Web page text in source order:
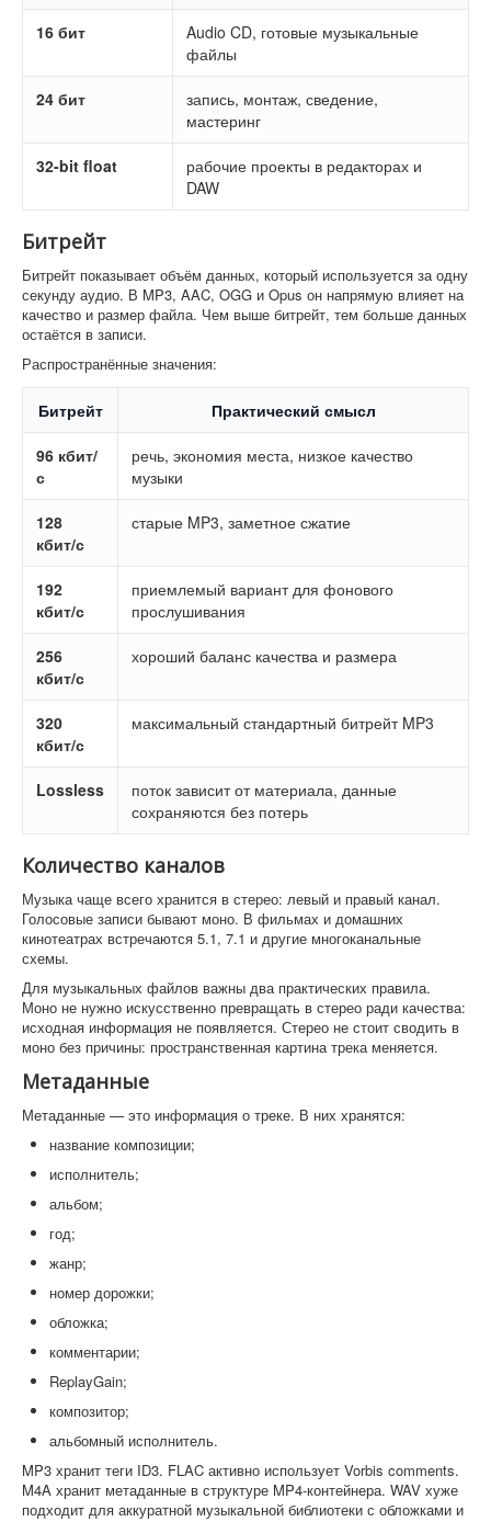
16 бит
Audio CD, готовые музыкальные
файлы
24 бит
запись, монтаж, сведение,
мастеринг
32-bit float
рабочие проекты в редакторах и
DAW
Битрейт
Битрейт показывает объём данных, который используется за одну
секунду аудио. В MP3, AAC, OGG и Opus он напрямую влияет на
качество и размер файла. Чем выше битрейт, тем больше данных
остаётся в записи.
Распространённые значения:
Битрейт Практический смысл
96 кбит/
с
речь, экономия места, низкое качество
музыки
128
кбит/с
старые MP3, заметное сжатие
192
кбит/с
приемлемый вариант для фонового
прослушивания
256
кбит/с
хороший баланс качества и размера
320
кбит/с
максимальный стандартный битрейт MP3
Lossless
поток зависит от материала, данные
сохраняются без потерь
Количество каналов
Музыка чаще всего хранится в стерео: левый и правый канал.
Голосовые записи бывают моно. В фильмах и домашних
кинотеатрах встречаются 5.1, 7.1 и другие многоканальные
схемы.
Для музыкальных файлов важны два практических правила.
Моно не нужно искусственно превращать в стерео ради качества:
исходная информация не появляется. Стерео не стоит сводить в
моно без причины: пространственная картина трека меняется.
Метаданные
Метаданные — это информация о треке. В них хранятся:
название композиции;
исполнитель;
альбом;
год;
жанр;
номер дорожки;
обложка;
комментарии;
ReplayGain;
композитор;
альбомный исполнитель.
MP3 хранит теги ID3. FLAC активно использует Vorbis comments.
M4A хранит метаданные в структуре MP4-контейнера. WAV хуже
подходит для аккуратной музыкальной библиотеки с обложками и